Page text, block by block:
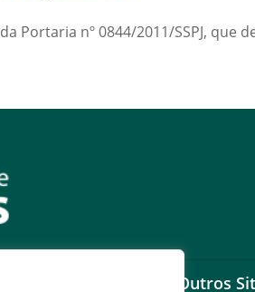
Portaria nº 0844/2011/SSPJ,
Outros